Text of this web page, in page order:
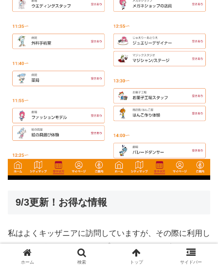
9/3更新！お得な情報
私はよくキッザニアに訪問していますが、その際に利用し
ているのがauスマートパスプレミアムのクーポンになり
ます。今回は
キッザニア東京・甲子園・福岡の全てで9/1
ホーム 検索 トップ サイドバー